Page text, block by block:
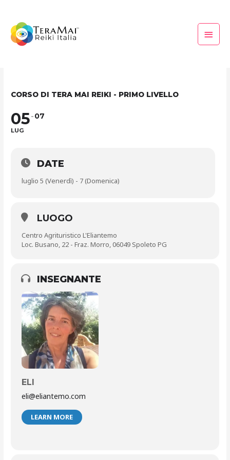
contenuto
CORSO DI TERA MAI REIKI - PRIMO LIVELLO
05
LUG
07
DATE
luglio 5 (Venerdì) - 7 (Domenica)
LUOGO
Centro Agrituristico L'Eliantemo
Loc. Busano, 22 - Fraz. Morro, 06049 Spoleto PG
INSEGNANTE
ELI
eli@eliantemo.com
LEARN MORE